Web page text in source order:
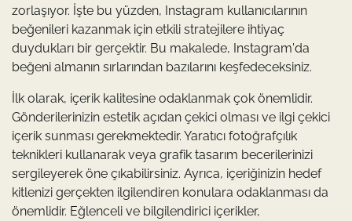
zorlaşıyor. İşte bu yüzden, Instagram kullanıcılarının
beğenileri kazanmak için etkili stratejilere ihtiyaç
duydukları bir gerçektir. Bu makalede, Instagram'da
beğeni almanın sırlarından bazılarını keşfedeceksiniz.
İlk olarak, içerik kalitesine odaklanmak çok önemlidir.
Gönderilerinizin estetik açıdan çekici olması ve ilgi çekici
içerik sunması gerekmektedir. Yaratıcı fotoğrafçılık
teknikleri kullanarak veya grafik tasarım becerilerinizi
sergileyerek öne çıkabilirsiniz. Ayrıca, içeriğinizin hedef
kitlenizi gerçekten ilgilendiren konulara odaklanması da
önemlidir. Eğlenceli ve bilgilendirici içerikler,